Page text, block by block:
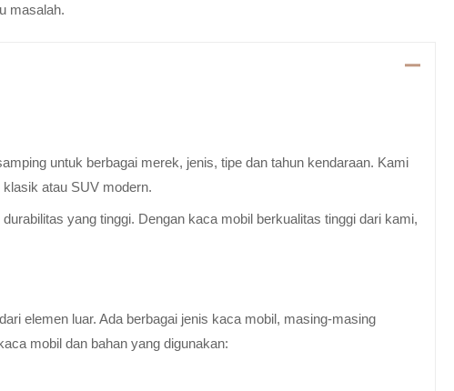
masalah.
untuk berbagai merek, jenis, tipe dan tahun kendaraan. Kami
atau SUV modern.
yang tinggi. Dengan kaca mobil berkualitas tinggi dari kami,
elemen luar. Ada berbagai jenis kaca mobil, masing-masing
mobil dan bahan yang digunakan: